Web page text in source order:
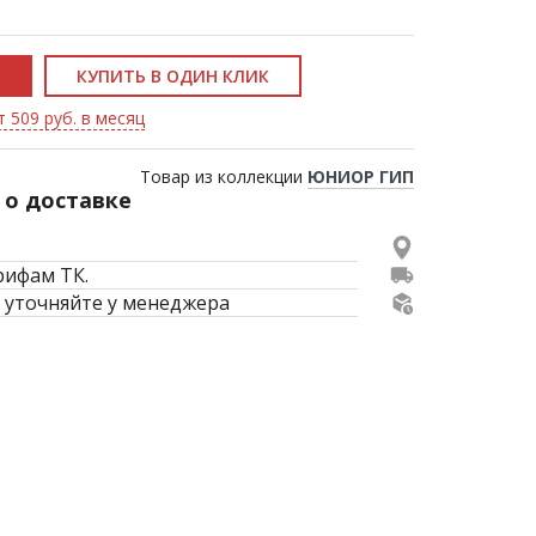
КУПИТЬ В ОДИН КЛИК
509 руб. в месяц
Товар из коллекции ЮНИОР ГИП
доставке
ТК.
у менеджера